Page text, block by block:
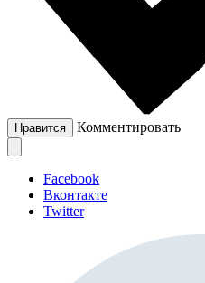
Нравится Комментировать
Facebook
Вконтакте
Twitter